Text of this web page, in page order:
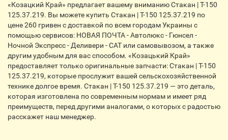
«Козацкий Край» предлагает вашему вниманию Стакан | Т-150
125.37.219. Вы можете купить Стакан | Т-150 125.37.219 по
цене 260 гривен с доставкой по всем городам Украины с
помощью сервисов: НОВАЯ ПОЧТА - Автолюкс - Гюнсел -
Ночной Экспресс - Деливери - CАТ или самовывозом, а также
другим удобным для вас способом. «Козацький Край»
предоставляет только оригинальные запчасти: Стакан | Т-150
125.37.219, которые прослужит вашей сельскохозяйственной
технике долгое время. Стакан | Т-150 125.37.219 — это деталь,
которая изготовлена по современным нормам и имеет ряд
преимуществ, перед другими аналогами, о которых с радостью
расскажет наш менеджер.